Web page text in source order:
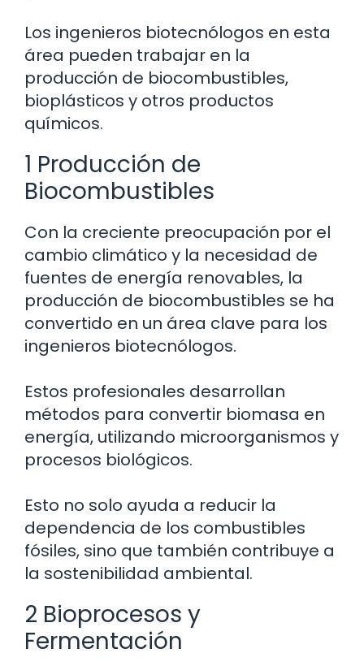
Los ingenieros biotecnólogos en esta
área pueden trabajar en la
producción de biocombustibles,
bioplásticos y otros productos
químicos.
1 Producción de
Biocombustibles
Con la creciente preocupación por el
cambio climático y la necesidad de
fuentes de energía renovables, la
producción de biocombustibles se ha
convertido en un área clave para los
ingenieros biotecnólogos.
Estos profesionales desarrollan
métodos para convertir biomasa en
energía, utilizando microorganismos y
procesos biológicos.
Esto no solo ayuda a reducir la
dependencia de los combustibles
fósiles, sino que también contribuye a
la sostenibilidad ambiental.
2 Bioprocesos y
Fermentación